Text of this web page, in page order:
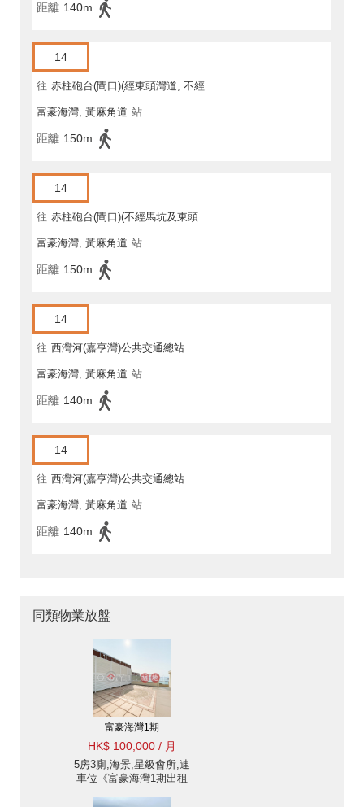
距離 140m
14
往 赤柱砲台(閘口)(經東頭灣道, 不經
馬坑)
富豪海灣, 黃麻角道 站
距離 150m
14
往 赤柱砲台(閘口)(不經馬坑及東頭
灣道)
富豪海灣, 黃麻角道 站
距離 150m
14
往 西灣河(嘉亨灣)公共交通總站
富豪海灣, 黃麻角道 站
距離 140m
14
往 西灣河(嘉亨灣)公共交通總站
富豪海灣, 黃麻角道 站
距離 140m
同類物業放盤
富豪海灣1期
HK$ 100,000 / 月
5房3廁,海景,星級會所,連
車位《富豪海灣1期出租